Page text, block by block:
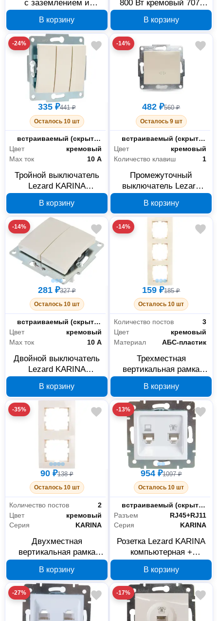
с заземлением и
707-0388-123B
В корзину
800 Вт кремовый 707-
В корзину
-24%
335 ₽441 ₽
Осталось 10 шт
Монтаж
встраиваемый (скрытый)
Цвет
кремовый
Max ток
10 А
Тройной выключатель
Lezard KARINA
В корзину
-14%
482 ₽560 ₽
Осталось 9 шт
Монтаж
встраиваемый (скрытый)
Цвет
кремовый
Количество клавиш
1
Промежуточный
выключатель Lezard
0388-107
В корзину
-14%
281 ₽327 ₽
Осталось 10 шт
Монтаж
встраиваемый (скрытый)
Цвет
кремовый
Max ток
10 А
Двойной выключатель
Lezard KARINA
В корзину
-14%
159 ₽185 ₽
Осталось 10 шт
Количество постов
3
Цвет
кремовый
Материал
АБС-пластик
Трехместная
вертикальная рамка
кремовая 707-0300-153
В корзину
-35%
90 ₽138 ₽
Осталось 10 шт
Количество постов
2
Цвет
кремовый
Серия
KARINA
Двухместная
вертикальная рамка
кремовая без вставки
707-0300-152
В корзину
-13%
954 ₽1097 ₽
Осталось 10 шт
Монтаж
встраиваемый (скрытый)
Разъем
RJ45+RJ11
Серия
KARINA
Розетка Lezard KARINA
компьютерная +
0288-143
В корзину
-27% -17%